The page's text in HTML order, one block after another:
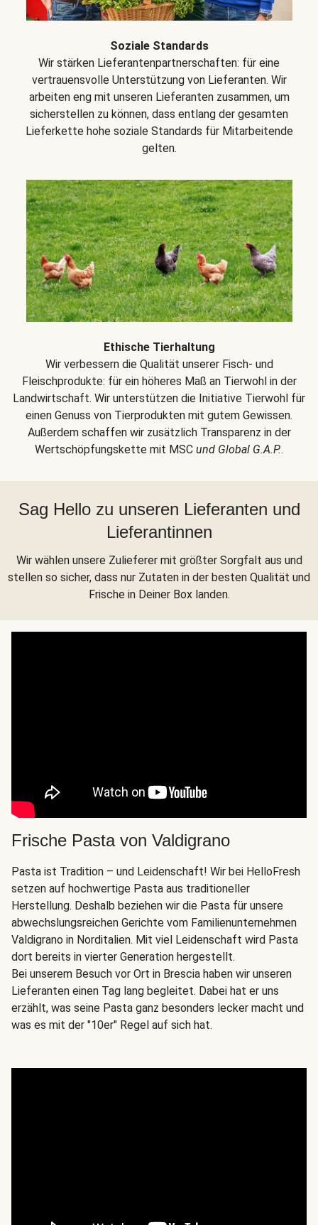
Soziale Standards
Wir stärken Lieferantenpartnerschaften: für eine
vertrauensvolle Unterstützung von Lieferanten. Wir
arbeiten eng mit unseren Lieferanten zusammen, um
sicherstellen zu können, dass entlang der gesamten
Lieferkette hohe soziale Standards für Mitarbeitende
gelten.
Ethische Tierhaltung
Wir verbessern die Qualität unserer Fisch- und
Fleischprodukte: für ein höheres Maß an Tierwohl in der
Landwirtschaft. Wir unterstützen die Initiative Tierwohl für
einen Genuss von Tierprodukten mit gutem Gewissen.
Außerdem schaffen wir zusätzlich Transparenz in der
Wertschöpfungskette mit MSC und Global G.A.P..
Sag Hello zu unseren Lieferanten und
Lieferantinnen
Wir wählen unsere Zulieferer mit größter Sorgfalt aus und
stellen so sicher, dass nur Zutaten in der besten Qualität und
Frische in Deiner Box landen.
Frische Pasta von Valdigrano
Pasta ist Tradition – und Leidenschaft! Wir bei HelloFresh
setzen auf hochwertige Pasta aus traditioneller
Herstellung. Deshalb beziehen wir die Pasta für unsere
abwechslungsreichen Gerichte vom Familienunternehmen
Valdigrano in Norditalien. Mit viel Leidenschaft wird Pasta
dort bereits in vierter Generation hergestellt.
Bei unserem Besuch vor Ort in Brescia haben wir unseren
Lieferanten einen Tag lang begleitet. Dabei hat er uns
erzählt, was seine Pasta ganz besonders lecker macht und
was es mit der "10er" Regel auf sich hat.